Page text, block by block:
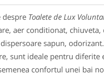
Toalete de Lux
aer conditionat, chiuveta,
sapun,
sunt ideale pentru diferite
confortul unei bai